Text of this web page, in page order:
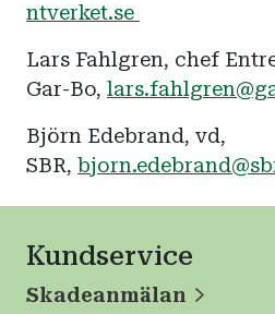
ntverket.se
Lars Fahlgren, chef
Gar-Bo,
Björn Edebrand, vd,
SBR,
Kundservice
Skadeanmälan